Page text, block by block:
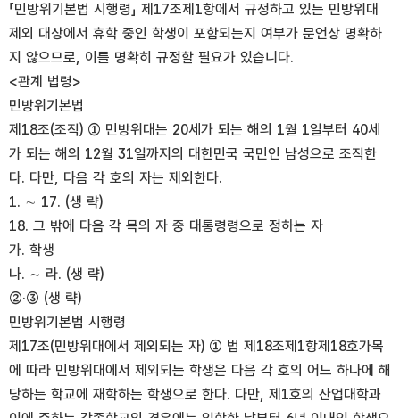
「민방위기본법 시행령」 제17조제1항에서 규정하고 있는 민방위대
제외 대상에서 휴학 중인 학생이 포함되는지 여부가 문언상 명확하
지 않으므로, 이를 명확히 규정할 필요가 있습니다.
<관계 법령>
민방위기본법
제18조(조직) ① 민방위대는 20세가 되는 해의 1월 1일부터 40세
가 되는 해의 12월 31일까지의 대한민국 국민인 남성으로 조직한
다. 다만, 다음 각 호의 자는 제외한다.
1. ∼ 17. (생 략)
18. 그 밖에 다음 각 목의 자 중 대통령령으로 정하는 자
가. 학생
나. ∼ 라. (생 략)
②·③ (생 략)
민방위기본법 시행령
제17조(민방위대에서 제외되는 자) ① 법 제18조제1항제18호가목
에 따라 민방위대에서 제외되는 학생은 다음 각 호의 어느 하나에 해
당하는 학교에 재학하는 학생으로 한다. 다만, 제1호의 산업대학과